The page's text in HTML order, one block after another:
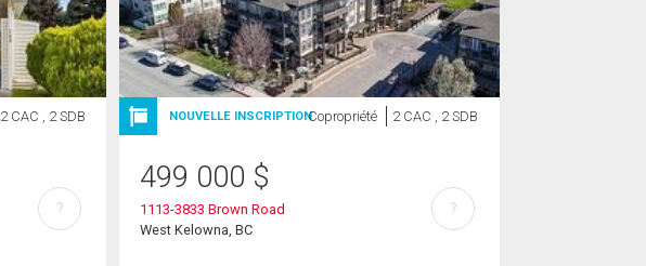
2 CAC , 2 SDB
?
NOUVELLE INSCRIPTIONCopropriété 2 CAC , 2 SDB
499 000 $
1113-3833 Brown Road
West Kelowna, BC
?